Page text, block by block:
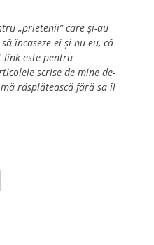
„prietenii” care și-au
încaseze ei și nu eu, că-
link este pentru
scrise de mine de-
răsplătească fără să îl